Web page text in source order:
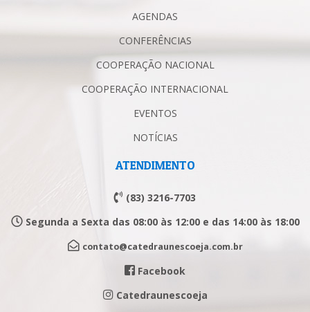
AGENDAS
CONFERÊNCIAS
COOPERAÇÃO NACIONAL
COOPERAÇÃO INTERNACIONAL
EVENTOS
NOTÍCIAS
ATENDIMENTO
(83) 3216-7703
Segunda a Sexta das 08:00 às 12:00 e das 14:00 às 18:00
contato@catedraunescoeja.com.br
Facebook
Catedraunescoeja